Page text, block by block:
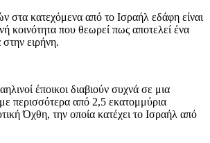
στα κατεχόμενα από το Ισραήλ εδάφη είναι
κοινότητα που θεωρεί πως αποτελεί ένα
ειρήνη.
έποικοι διαβιούν συχνά σε μια
περισσότερα από 2,5 εκατομμύρια
Όχθη, την οποία κατέχει το Ισραήλ από